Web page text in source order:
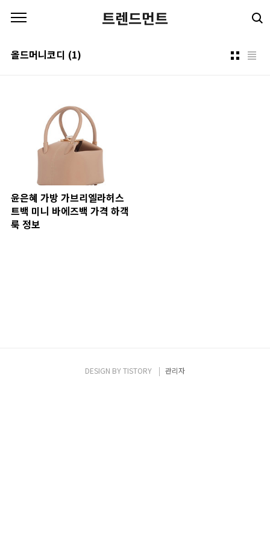
트렌드먼트
올드머니코디 (1)
윤은혜 가방 가브리엘라허스
트백 미니 바에즈백 가격 하객
룩 정보
DESIGN BYTISTORY 관리자